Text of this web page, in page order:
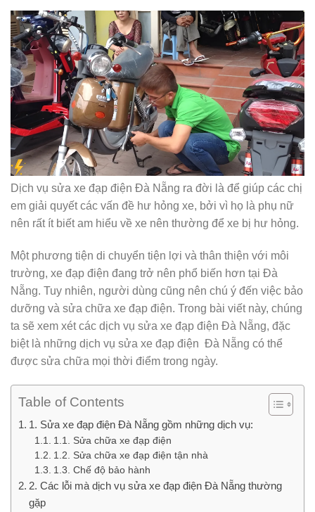
Dịch vụ sửa xe đạp điện Đà Nẵng ra đời là để giúp các chị
em giải quyết các vấn đề hư hỏng xe, bởi vì họ là phụ nữ
nên rất ít biết am hiểu về xe nên thường để xe bị hư hỏng.
Một phương tiện di chuyển tiện lợi và thân thiện với môi
trường, xe đạp điện đang trở nên phổ biến hơn tại Đà
Nẵng. Tuy nhiên, người dùng cũng nên chú ý đến việc bảo
dưỡng và sửa chữa xe đạp điện. Trong bài viết này, chúng
ta sẽ xem xét các dịch vụ sửa xe đạp điện Đà Nẵng, đặc
biệt là những dịch vụ sửa xe đạp điện Đà Nẵng có thể
được sửa chữa mọi thời điểm trong ngày.
Table of Contents
1. Sửa xe đạp điện Đà Nẵng gồm những dịch vụ:
1.1. Sửa chữa xe đạp điện
1.2. Sửa chữa xe đạp điện tận nhà
1.3. Chế độ bảo hành
2. Các lỗi mà dịch vụ sửa xe đạp điện Đà Nẵng thường
gặp